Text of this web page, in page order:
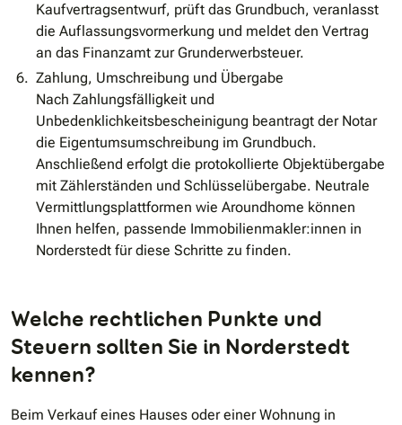
Kaufvertragsentwurf, prüft das Grundbuch, veranlasst
die Auflassungsvormerkung und meldet den Vertrag
an das Finanzamt zur Grunderwerbsteuer.
Zahlung, Umschreibung und Übergabe
Nach Zahlungsfälligkeit und
Unbedenklichkeitsbescheinigung beantragt der Notar
die Eigentumsumschreibung im Grundbuch.
Anschließend erfolgt die protokollierte Objektübergabe
mit Zählerständen und Schlüsselübergabe. Neutrale
Vermittlungsplattformen wie Aroundhome können
Ihnen helfen, passende Immobilienmakler:innen in
Norderstedt für diese Schritte zu finden.
Welche rechtlichen Punkte und
Steuern sollten Sie in Norderstedt
kennen?
Beim Verkauf eines Hauses oder einer Wohnung in